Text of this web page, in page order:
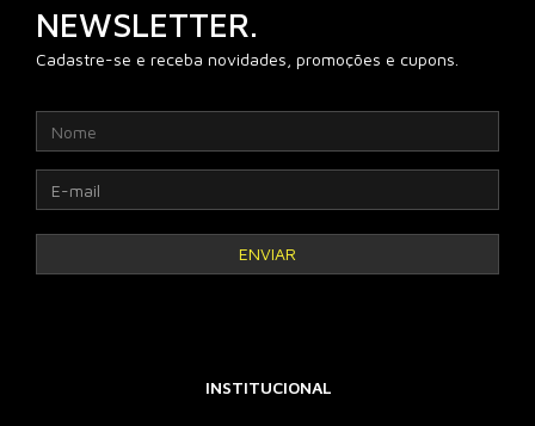
NEWSLETTER.
Cadastre-se e receba novidades, promoções e cupons.
INSTITUCIONAL